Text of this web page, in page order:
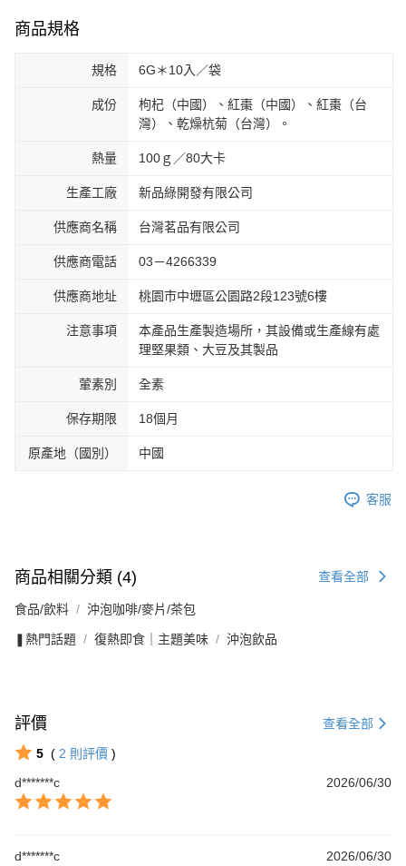
商品規格
規格 6G＊10入／袋
成份
枸杞（中國）、紅棗（中國）、紅棗（台
灣）、乾燥杭菊（台灣）。
熱量 100ｇ／80大卡
生產工廠 新品綠開發有限公司
供應商名稱 台灣茗品有限公司
供應商電話 03－4266339
供應商地址 桃園市中壢區公園路2段123號6樓
注意事項
本產品生產製造場所，其設備或生產線有處
理堅果類、大豆及其製品
葷素別 全素
保存期限 18個月
原產地（國別） 中國
客服
商品相關分類 (4) 查看全部
食品/飲料 沖泡咖啡/麥片/茶包
❚熱門話題 復熱即食｜主題美味 沖泡飲品
評價 查看全部
5 ( 2 則評價 )
d*******c
2026/06/30
d*******c 2026/06/30